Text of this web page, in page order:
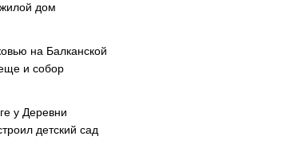
дом
на Балканской
и собор
у Деревни
детский сад